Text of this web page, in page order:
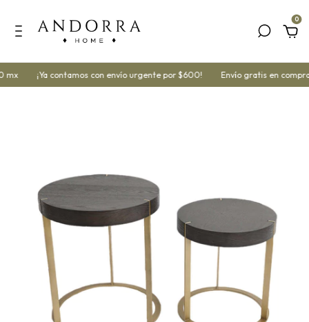
0
mx ¡Ya contamos con envío urgente por $600! Envío gratis en